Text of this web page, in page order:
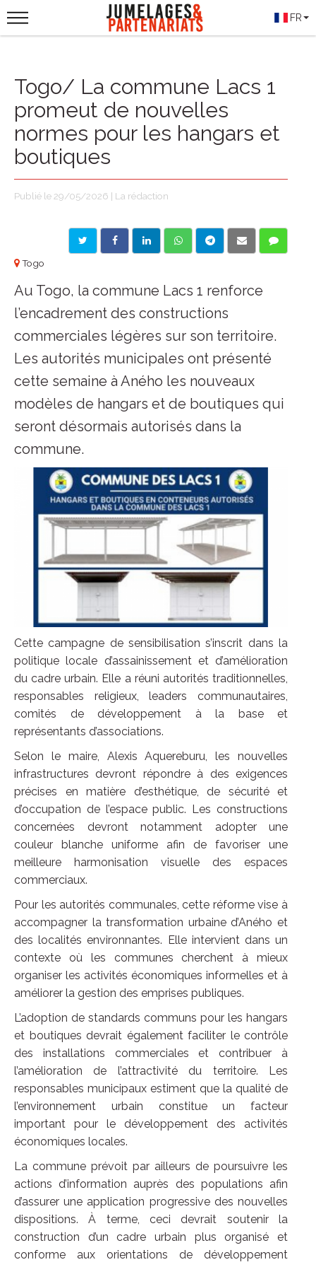
FR
Togo/ La commune Lacs 1
promeut de nouvelles
normes pour les hangars et
boutiques
Publié le 29/05/2026 | La rédaction
Togo
Au Togo, la commune Lacs 1 renforce
l’encadrement des constructions
commerciales légères sur son territoire.
Les autorités municipales ont présenté
cette semaine à Aného les nouveaux
modèles de hangars et de boutiques qui
seront désormais autorisés dans la
commune.
Cette campagne de sensibilisation s’inscrit dans la
politique locale d’assainissement et d’amélioration
du cadre urbain. Elle a réuni autorités traditionnelles,
responsables religieux, leaders communautaires,
comités de développement à la base et
représentants d’associations.
Selon le maire, Alexis Aquereburu, les nouvelles
infrastructures devront répondre à des exigences
précises en matière d’esthétique, de sécurité et
d’occupation de l’espace public. Les constructions
concernées devront notamment adopter une
couleur blanche uniforme afin de favoriser une
meilleure harmonisation visuelle des espaces
commerciaux.
Pour les autorités communales, cette réforme vise à
accompagner la transformation urbaine d’Aného et
des localités environnantes. Elle intervient dans un
contexte où les communes cherchent à mieux
organiser les activités économiques informelles et à
améliorer la gestion des emprises publiques.
L’adoption de standards communs pour les hangars
et boutiques devrait également faciliter le contrôle
des installations commerciales et contribuer à
l’amélioration de l’attractivité du territoire. Les
responsables municipaux estiment que la qualité de
l’environnement urbain constitue un facteur
important pour le développement des activités
économiques locales.
La commune prévoit par ailleurs de poursuivre les
actions d’information auprès des populations afin
d’assurer une application progressive des nouvelles
dispositions. À terme, ceci devrait soutenir la
construction d’un cadre urbain plus organisé et
conforme aux orientations de développement